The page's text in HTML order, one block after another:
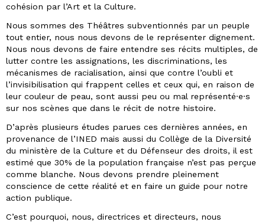
cohésion par l’Art et la Culture.
Nous sommes des Théâtres subventionnés par un peuple
tout entier, nous nous devons de le représenter dignement.
Nous nous devons de faire entendre ses récits multiples, de
lutter contre les assignations, les discriminations, les
mécanismes de racialisation, ainsi que contre l’oubli et
l’invisibilisation qui frappent celles et ceux qui, en raison de
leur couleur de peau, sont aussi peu ou mal représenté·e·s
sur nos scènes que dans le récit de notre histoire.
D’après plusieurs études parues ces dernières années, en
provenance de l’INED mais aussi du Collège de la Diversité
du ministère de la Culture et du Défenseur des droits, il est
estimé que 30% de la population française n’est pas perçue
comme blanche. Nous devons prendre pleinement
conscience de cette réalité et en faire un guide pour notre
action publique.
C’est pourquoi, nous, directrices et directeurs, nous